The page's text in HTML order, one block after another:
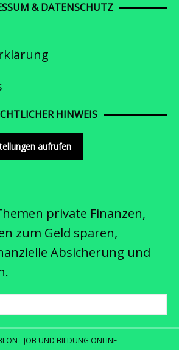
& DATENSCHUTZ
HINWEIS
aufrufen
private Finanzen,
zum Geld sparen,
Absicherung und
- JOB UND BILDUNG ONLINE